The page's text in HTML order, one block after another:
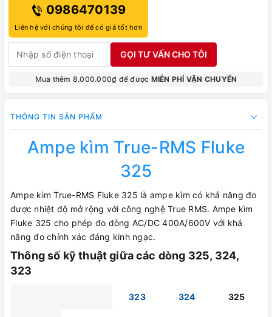
0986470139
Liên hệ với chúng tôi để có giá tốt hơn
GỌI TƯ VẤN CHO TÔI
Mua thêm 8.000.000₫ để được MIỄN PHÍ VẬN CHUYỂN
THÔNG TIN SẢN PHẨM
Ampe kìm True-RMS Fluke
325
Ampe kìm True-RMS Fluke 325 là ampe kìm có khả năng đo
được nhiệt độ mở rộng với công nghệ True RMS. Ampe kìm
Fluke 325 cho phép đo dòng AC/DC 400A/600V với khả
năng đo chính xác đáng kinh ngạc.
Thông số kỹ thuật giữa các dòng 325, 324,
323
323 324 325